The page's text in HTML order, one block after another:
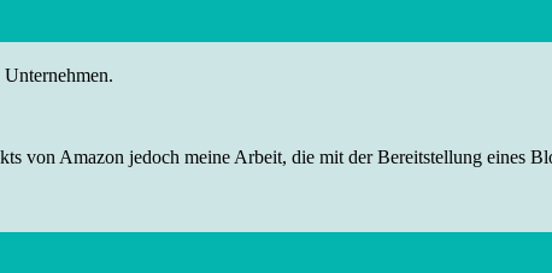
von Amazon jedoch meine Arbeit, die mit der Bereitstellung eines